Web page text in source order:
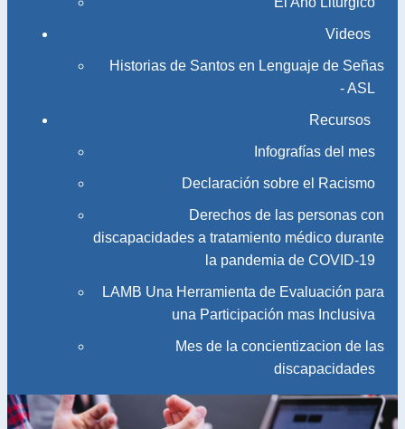
Videos
Historias de Santos en Lenguaje de Señas
- ASL
Recursos
Infografías del mes
Declaración sobre el Racismo
Derechos de las personas con
discapacidades a tratamiento médico durante
la pandemia de COVID-19
LAMB Una Herramienta de Evaluación para
una Participación mas Inclusiva
Mes de la concientizacion de las
discapacidades